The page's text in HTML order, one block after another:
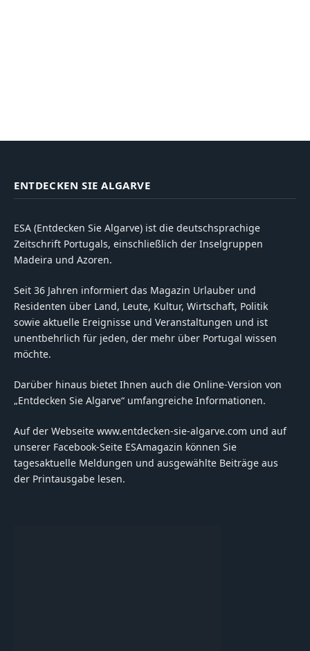
ENTDECKEN SIE ALGARVE
ESA (Entdecken Sie Algarve) ist die deutschsprachige
Zeitschrift Portugals, einschließlich der Inselgruppen
Madeira und Azoren.
Seit 36 Jahren informiert das Magazin Urlauber und
Residenten über Land, Leute, Kultur, Wirtschaft, Politik
sowie aktuelle Ereignisse und Veranstaltungen und ist
unentbehrlich für jeden, der mehr über Portugal wissen
möchte.
Darüber hinaus bietet Ihnen auch die Online-Version von
„Entdecken Sie Algarve“ umfangreiche Informationen.
Auf der Webseite www.entdecken-sie-algarve.com und auf
unserer Facebook-Seite ESAmagazin können Sie
tagesaktuelle Meldungen und ausgewählte Beiträge aus
der Printausgabe lesen.